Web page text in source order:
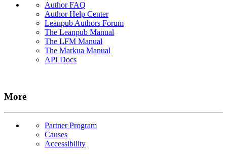
Author FAQ
Author Help Center
Leanpub Authors Forum
The Leanpub Manual
The LFM Manual
The Markua Manual
API Docs
More
Partner Program
Causes
Accessibility